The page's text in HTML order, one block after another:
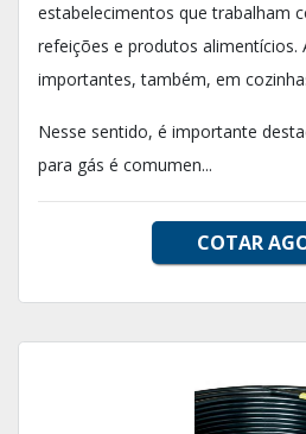
estabelecimentos que trabalham
refeições e produtos alimentícios.
importantes, também, em
Nesse sentido, é importante
para gás é comumen...
COTAR